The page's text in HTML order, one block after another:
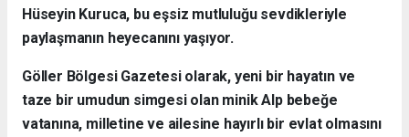
Hüseyin Kuruca, bu eşsiz mutluluğu sevdikleriyle
paylaşmanın heyecanını yaşıyor.
​Göller Bölgesi Gazetesi olarak, yeni bir hayatın ve
taze bir umudun simgesi olan minik Alp bebeğe
vatanına, milletine ve ailesine hayırlı bir evlat olmasını